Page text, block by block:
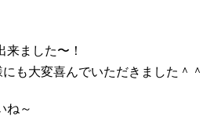
ました〜！
も大変喜んでいただきました＾＾
ね～